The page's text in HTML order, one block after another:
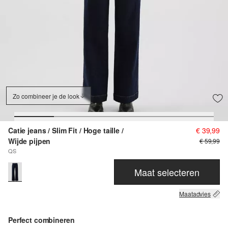
Zo combineer je de look
Catie jeans / Slim Fit / Hoge taille /
Wijde pijpen
QS
€ 39,99
€ 59,99
Maat selecteren
Maatadvies
Perfect combineren